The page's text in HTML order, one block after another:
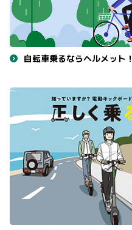
自転車乗るならヘルメット！